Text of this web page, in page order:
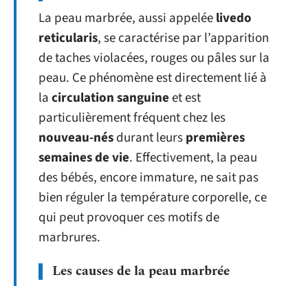
La peau marbrée, aussi appeléelivedo
reticularis, se caractérise par l’apparition
de taches violacées, rouges ou pâles sur la
peau. Ce phénomène est directement lié à
lacirculation sanguineet est
particulièrement fréquent chez les
nouveau-nésdurant leurspremières
semaines de vie. Effectivement, la peau
des bébés, encore immature, ne sait pas
bien réguler la température corporelle, ce
qui peut provoquer ces motifs de
marbrures.
Les causes de la peau marbrée